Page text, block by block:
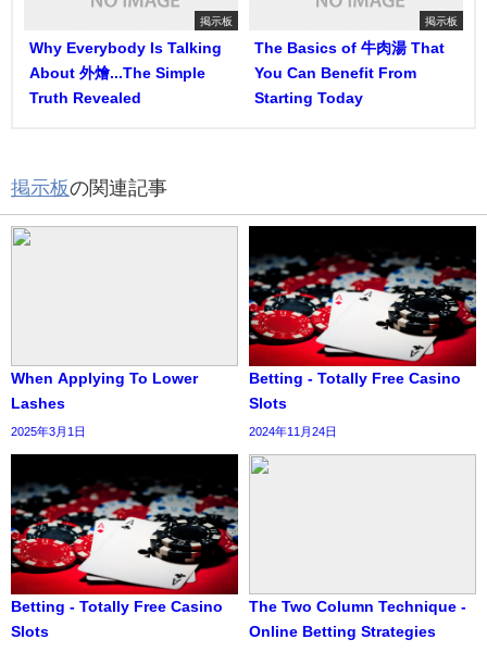
掲示板
Why Everybody Is Talking
About 外燴...The Simple
Truth Revealed
掲示板
The Basics of 牛肉湯 That
You Can Benefit From
Starting Today
掲示板の関連記事
When Applying To Lower
Lashes
2025年3月1日
Betting - Totally Free Casino
Slots
2024年11月24日
Betting - Totally Free Casino
Slots
The Two Column Technique -
Online Betting Strategies